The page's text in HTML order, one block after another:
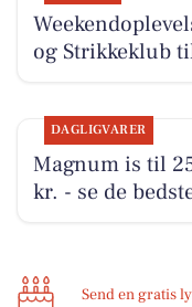
og Strikkeklub
DAGLIGVARER
Magnum is til
kr. - se de
Send en gratis